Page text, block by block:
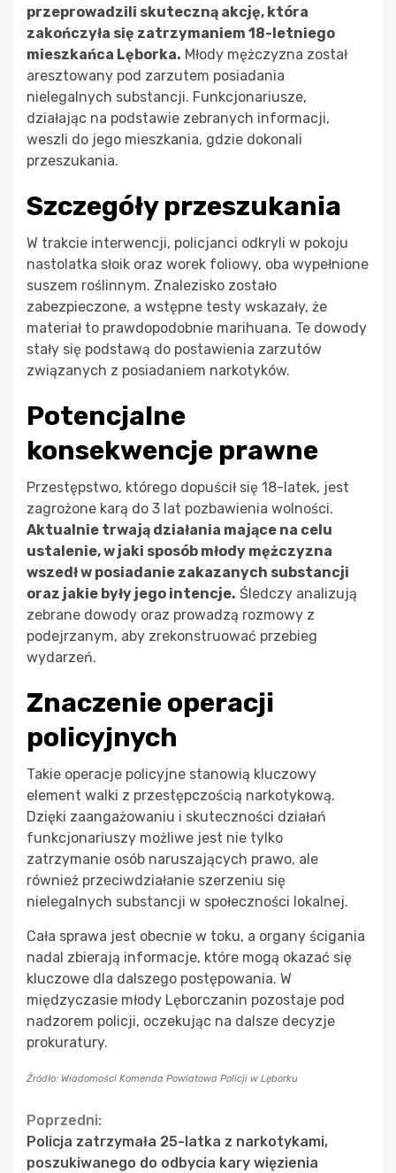
przeprowadzili skuteczną akcję, która
zakończyła się zatrzymaniem 18-letniego
mieszkańca Lęborka. Młody mężczyzna został
aresztowany pod zarzutem posiadania
nielegalnych substancji. Funkcjonariusze,
działając na podstawie zebranych informacji,
weszli do jego mieszkania, gdzie dokonali
przeszukania.
Szczegóły przeszukania
W trakcie interwencji, policjanci odkryli w pokoju
nastolatka słoik oraz worek foliowy, oba wypełnione
suszem roślinnym. Znalezisko zostało
zabezpieczone, a wstępne testy wskazały, że
materiał to prawdopodobnie marihuana. Te dowody
stały się podstawą do postawienia zarzutów
związanych z posiadaniem narkotyków.
Potencjalne
konsekwencje prawne
Przestępstwo, którego dopuścił się 18-latek, jest
zagrożone karą do 3 lat pozbawienia wolności.
Aktualnie trwają działania mające na celu
ustalenie, w jaki sposób młody mężczyzna
wszedł w posiadanie zakazanych substancji
oraz jakie były jego intencje. Śledczy analizują
zebrane dowody oraz prowadzą rozmowy z
podejrzanym, aby zrekonstruować przebieg
wydarzeń.
Znaczenie operacji
policyjnych
Takie operacje policyjne stanowią kluczowy
element walki z przestępczością narkotykową.
Dzięki zaangażowaniu i skuteczności działań
funkcjonariuszy możliwe jest nie tylko
zatrzymanie osób naruszających prawo, ale
również przeciwdziałanie szerzeniu się
nielegalnych substancji w społeczności lokalnej.
Cała sprawa jest obecnie w toku, a organy ścigania
nadal zbierają informacje, które mogą okazać się
kluczowe dla dalszego postępowania. W
międzyczasie młody Lęborczanin pozostaje pod
nadzorem policji, oczekując na dalsze decyzje
prokuratury.
Źródło: Wiadomości Komenda Powiatowa Policji w Lęborku
Continue
Reading
Poprzedni:
Policja zatrzymała 25-latka z narkotykami,
poszukiwanego do odbycia kary więzienia